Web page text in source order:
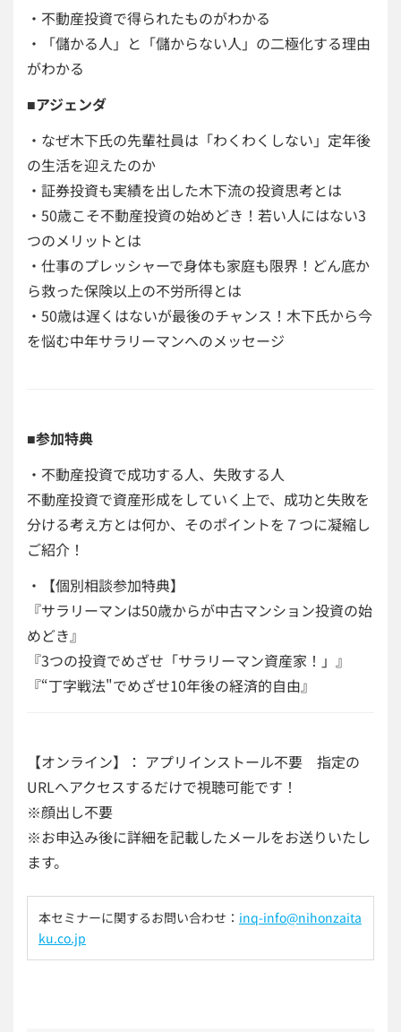
・不動産投資で得られたものがわかる
・「儲かる人」と「儲からない人」の二極化する理由
がわかる
■アジェンダ
・なぜ木下氏の先輩社員は「わくわくしない」定年後
の生活を迎えたのか
・証券投資も実績を出した木下流の投資思考とは
・50歳こそ不動産投資の始めどき！若い人にはない3
つのメリットとは
・仕事のプレッシャーで身体も家庭も限界！どん底か
ら救った保険以上の不労所得とは
・50歳は遅くはないが最後のチャンス！木下氏から今
を悩む中年サラリーマンへのメッセージ
■参加特典
・不動産投資で成功する人、失敗する人
不動産投資で資産形成をしていく上で、成功と失敗を
分ける考え方とは何か、そのポイントを７つに凝縮し
ご紹介！
・【個別相談参加特典】
『サラリーマンは50歳からが中古マンション投資の始
めどき』
『3つの投資でめざせ「サラリーマン資産家！」』
『“丁字戦法"でめざせ10年後の経済的自由』
【オンライン】： アプリインストール不要 指定の
URLへアクセスするだけで視聴可能です！
※顔出し不要
※お申込み後に詳細を記載したメールをお送りいたし
ます。
本セミナーに関するお問い合わせ： inq-info@nihonzaita
ku.co.jp